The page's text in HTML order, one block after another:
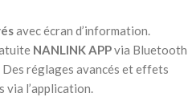
avec écran d’information.
NANLINK APPvia Bluetooth
réglages avancés et effets
via l’application.